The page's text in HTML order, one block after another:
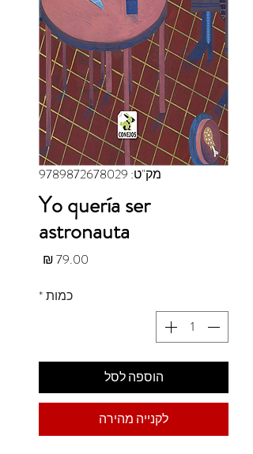
מק"ט: 9789872678029
Yo quería ser
astronauta
כמות*
הוספה לסל
לקנייה מהירה